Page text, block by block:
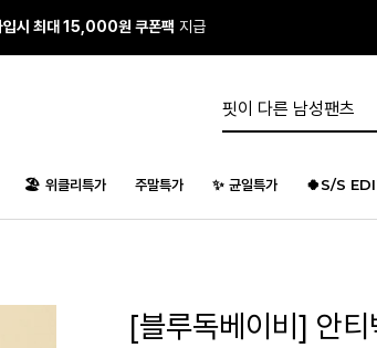
앱다운 3,000원쿠폰 증정
🏖️ 위클리특가 주말특가 ✨ 균일특가 🍀S/S
[블루독베이비] 안